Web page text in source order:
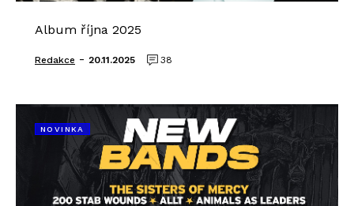
Album října 2025
Redakce - 20.11.2025 38
NOVINKA